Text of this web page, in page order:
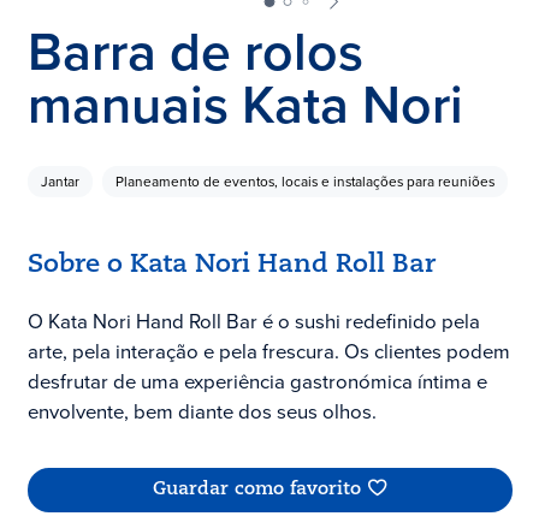
Barra de rolos
manuais Kata Nori
Jantar Planeamento de eventos, locais e instalações para reuniões
Sobre o Kata Nori Hand Roll Bar
O Kata Nori Hand Roll Bar é o sushi redefinido pela
arte, pela interação e pela frescura. Os clientes podem
desfrutar de uma experiência gastronómica íntima e
envolvente, bem diante dos seus olhos.
Guardar como favorito